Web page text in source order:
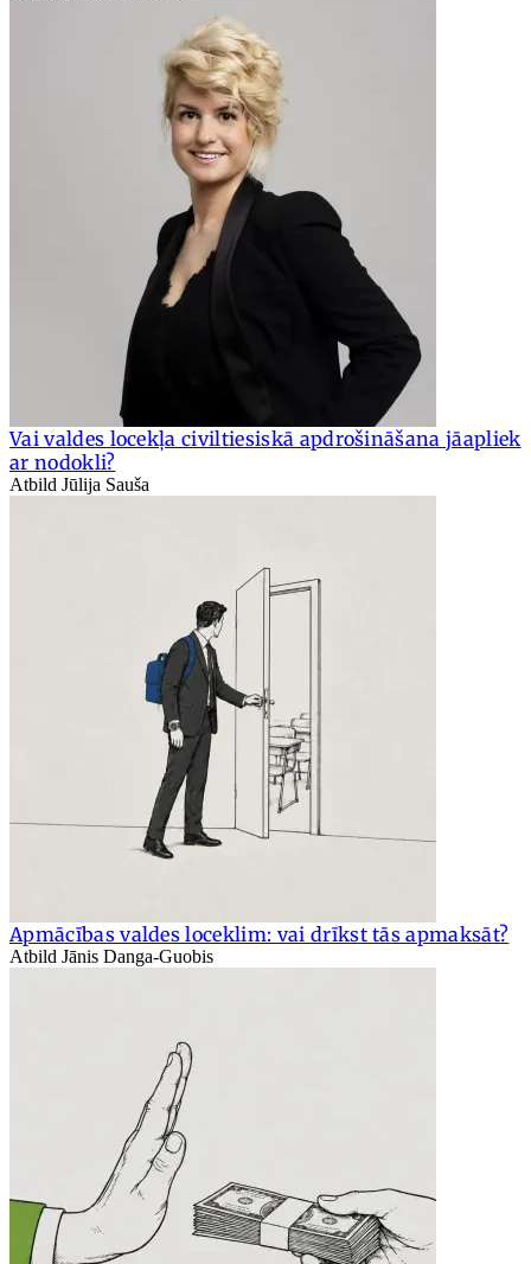
Vai valdes locekļa civiltiesiskā apdrošināšana jāapliek
ar nodokli?
Atbild Jūlija Sauša
Apmācības valdes loceklim: vai drīkst tās apmaksāt?
Atbild Jānis Danga-Guobis